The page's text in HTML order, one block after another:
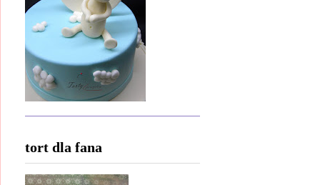
tort dla fana